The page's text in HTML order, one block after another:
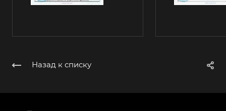
Назад к списку